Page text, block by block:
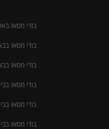
בודי מסאז
בודי מסאז
בודי מסאז
בודי מסאז
בודי מסאז
בודי מסאז